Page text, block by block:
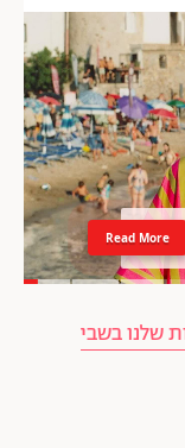
Read More
שלנו בשבי